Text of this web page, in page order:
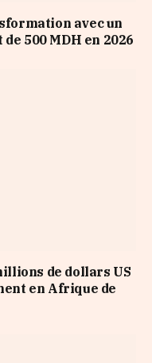
avec un
500 MDH en 2026
de dollars US
en Afrique de